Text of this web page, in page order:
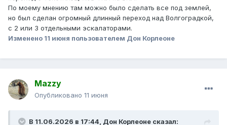
По моему мнению там можно было сделать все под землей,
но был сделан огромный длинный переход над Волгоградкой,
с 2 или 3 отдельными эскалаторами.
Изменено 11 июня пользователем Дон Корлеоне
Mazzy
Опубликовано 11 июня
В 11.06.2026 в 17:44, Дон Корлеоне сказал: